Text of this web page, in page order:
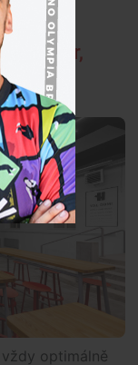
pivovar,
optimálně